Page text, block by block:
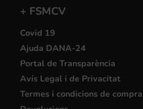
+ FSMCV
Covid 19
Ajuda DANA-24
Portal de Transparència
Avís Legal i de Privacitat
Termes i condicions de compra